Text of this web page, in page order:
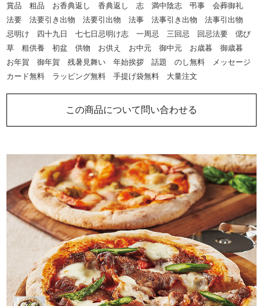
この商品について問い合わせる
賞品 粗品 お香典返し 香典返し 志 満中陰志 弔事 会葬御礼
法要 法要引き出物 法要引出物 法事 法事引き出物 法事引出物
忌明け 四十九日 七七日忌明け志 一周忌 三回忌 回忌法要 偲び
草 粗供養 初盆 供物 お供え お中元 御中元 お歳暮 御歳暮
お年賀 御年賀 残暑見舞い 年始挨拶 話題 のし無料 メッセージ
カード無料 ラッピング無料 手提げ袋無料 大量注文